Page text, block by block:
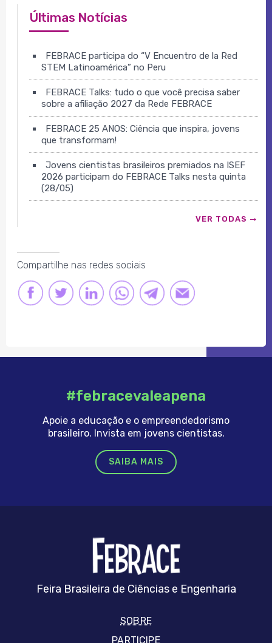
Últimas Notícias
FEBRACE participa do “V Encuentro de la Red
STEM Latinoamérica” no Peru
FEBRACE Talks: tudo o que você precisa saber
sobre a afiliação 2027 da Rede FEBRACE
FEBRACE 25 ANOS: Ciência que inspira, jovens
que transformam!
Jovens cientistas brasileiros premiados na ISEF
2026 participam do FEBRACE Talks nesta quinta
(28/05)
VER TODAS
Compartilhe nas redes sociais
FACEBOOK
LINK
TWITTER
LINK
LINKEDIN
LINK
#febracevaleapena
Apoie a educação e o empreendedorismo
brasileiro. Invista em jovens cientistas.
SAIBA MAIS
FEBRRACE
Feira Brasileira de Ciências e Engenharia
SOBRE
PARTICIPE